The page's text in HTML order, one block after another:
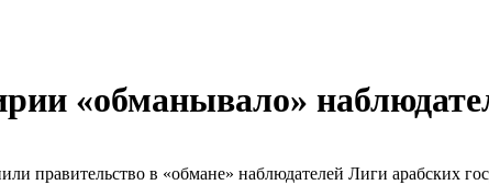
«обманывало»
правительство в «обмане» наблюдателей Лиги арабских